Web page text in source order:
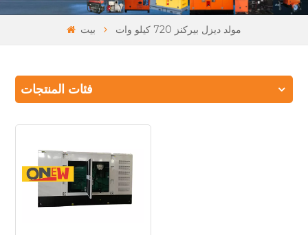
بيت مولد ديزل بيركنز 720 كيلو وات
فئات المنتجات